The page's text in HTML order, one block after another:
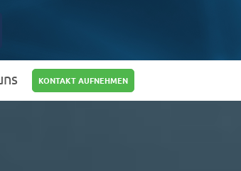
KONTAKT AUFNEHMEN